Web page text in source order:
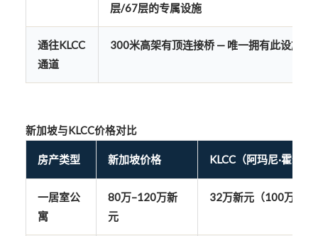
层/67层的专属设施
通往KLCC
通道
300米高架有顶连接桥— 唯一拥有此设施的
新加坡与KLCC价格对比
房产类型 新加坡价格 KLCC（阿玛尼·霍尔森
一居室公
寓
80万–120万新
元
32万新元（100万令